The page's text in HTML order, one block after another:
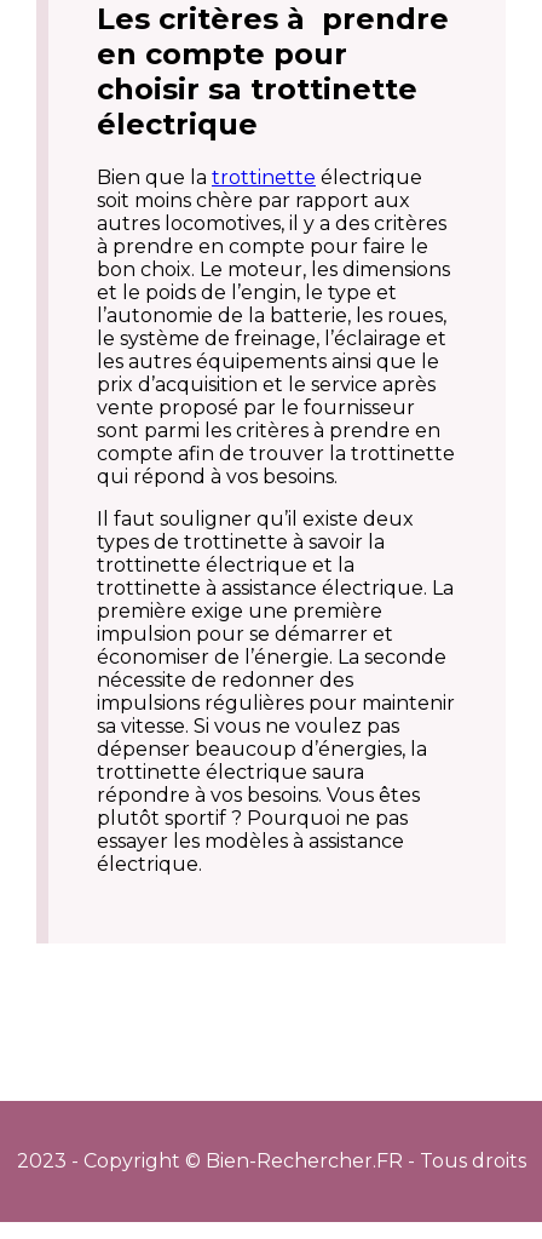
Les critères à prendre
en compte pour
choisir sa trottinette
électrique
Bien que la trottinette électrique
soit moins chère par rapport aux
autres locomotives, il y a des critères
à prendre en compte pour faire le
bon choix. Le moteur, les dimensions
et le poids de l’engin, le type et
l’autonomie de la batterie, les roues,
le système de freinage, l’éclairage et
les autres équipements ainsi que le
prix d’acquisition et le service après
vente proposé par le fournisseur
sont parmi les critères à prendre en
compte afin de trouver la trottinette
qui répond à vos besoins.
Il faut souligner qu’il existe deux
types de trottinette à savoir la
trottinette électrique et la
trottinette à assistance électrique. La
première exige une première
impulsion pour se démarrer et
économiser de l’énergie. La seconde
nécessite de redonner des
impulsions régulières pour maintenir
sa vitesse. Si vous ne voulez pas
dépenser beaucoup d’énergies, la
trottinette électrique saura
répondre à vos besoins. Vous êtes
plutôt sportif ? Pourquoi ne pas
essayer les modèles à assistance
électrique.
2023 - Copyright © Bien-Rechercher.FR - Tous droits